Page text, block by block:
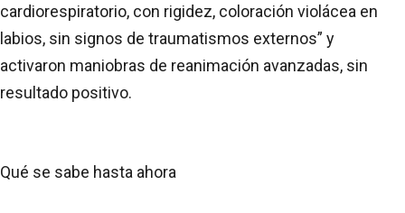
cardiorespiratorio, con rigidez, coloración violácea en
labios, sin signos de traumatismos externos” y
activaron maniobras de reanimación avanzadas, sin
resultado positivo.
Qué se sabe hasta ahora